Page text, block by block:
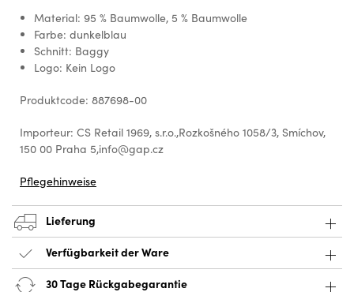
Material: 95 % Baumwolle, 5 % Baumwolle
Farbe: dunkelblau
Schnitt: Baggy
Logo: Kein Logo
Produktcode: 887698-00
Importeur: CS Retail 1969, s.r.o.,Rozkošného 1058/3, Smíchov,
150 00 Praha 5,info@gap.cz
Pflegehinweise
Lieferung
Verfügbarkeit der Ware
30 Tage Rückgabegarantie